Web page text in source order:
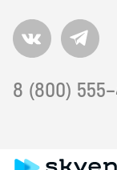
8 (800)